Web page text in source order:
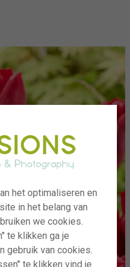
het optimaliseren en
in het belang van
we cookies.
te klikken ga je
gebruik van cookies.
te klikken vind je